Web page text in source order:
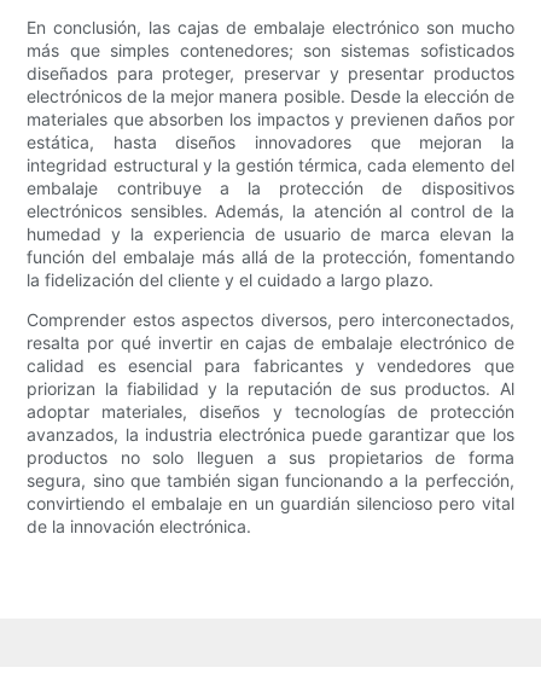
En conclusión, las cajas de embalaje electrónico son mucho
más que simples contenedores; son sistemas sofisticados
diseñados para proteger, preservar y presentar productos
electrónicos de la mejor manera posible. Desde la elección de
materiales que absorben los impactos y previenen daños por
estática, hasta diseños innovadores que mejoran la
integridad estructural y la gestión térmica, cada elemento del
embalaje contribuye a la protección de dispositivos
electrónicos sensibles. Además, la atención al control de la
humedad y la experiencia de usuario de marca elevan la
función del embalaje más allá de la protección, fomentando
la fidelización del cliente y el cuidado a largo plazo.
Comprender estos aspectos diversos, pero interconectados,
resalta por qué invertir en cajas de embalaje electrónico de
calidad es esencial para fabricantes y vendedores que
priorizan la fiabilidad y la reputación de sus productos. Al
adoptar materiales, diseños y tecnologías de protección
avanzados, la industria electrónica puede garantizar que los
productos no solo lleguen a sus propietarios de forma
segura, sino que también sigan funcionando a la perfección,
convirtiendo el embalaje en un guardián silencioso pero vital
de la innovación electrónica.